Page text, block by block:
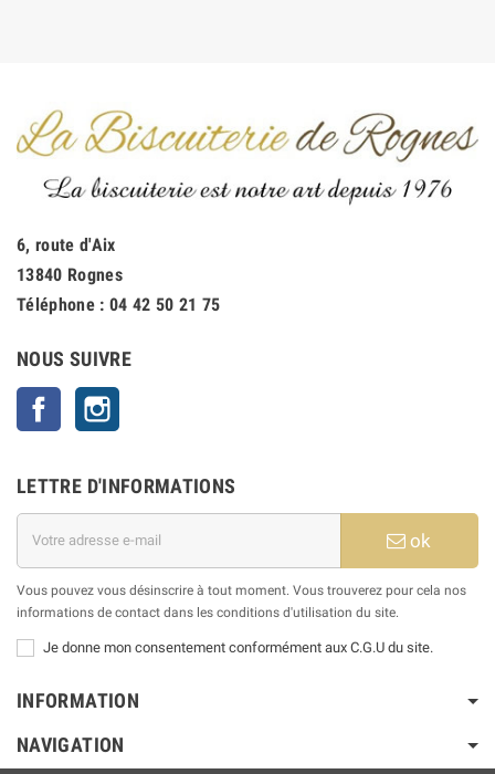
6, route d'Aix
13840 Rognes
Téléphone : 04 42 50 21 75
NOUS SUIVRE
Facebook
LETTRE D'INFORMATIONS
ok
Vous pouvez vous désinscrire à tout moment. Vous trouverez pour cela nos
informations de contact dans les conditions d'utilisation du site.
Je donne mon consentement conformément aux C.G.U du site.
INFORMATION
NAVIGATION